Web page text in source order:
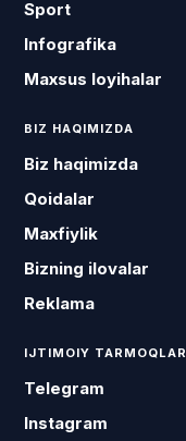
Sport
Infografika
Maxsus loyihalar
BIZ HAQIMIZDA
Biz haqimizda
Qoidalar
Maxfiylik
Bizning ilovalar
Reklama
IJTIMOIY TARMOQLAR
Telegram
Instagram